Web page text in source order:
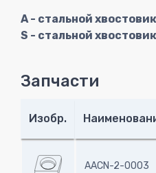
A - стальной
S - стальной
Запчасти
Изобр.
AACN-2-0003